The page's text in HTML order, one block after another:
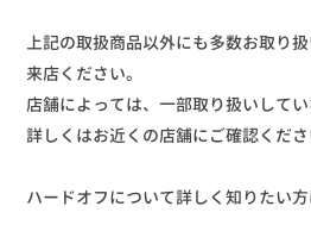
上記の取扱商品以外にも多数お取り
来店ください。
店舗によっては、一部取り扱いしてい
詳しくはお近くの店舗にご確認くださ
ハードオフについて詳しく知りたい